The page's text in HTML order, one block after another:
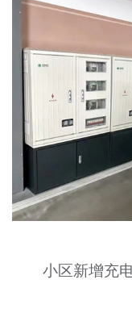
小区新增充